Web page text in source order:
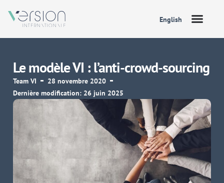
English
Le modèle VI : l’anti-crowd-sourcing
Team VI
28 novembre 2020
Dernière modification: 26 juin 2025